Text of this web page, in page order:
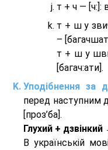
т + ч — [ч:]:
т + ш у
–
т + ш у
[багач:ати].
Уподібнення за
перед наступним
[проз’ба].
Глухий +
В українській